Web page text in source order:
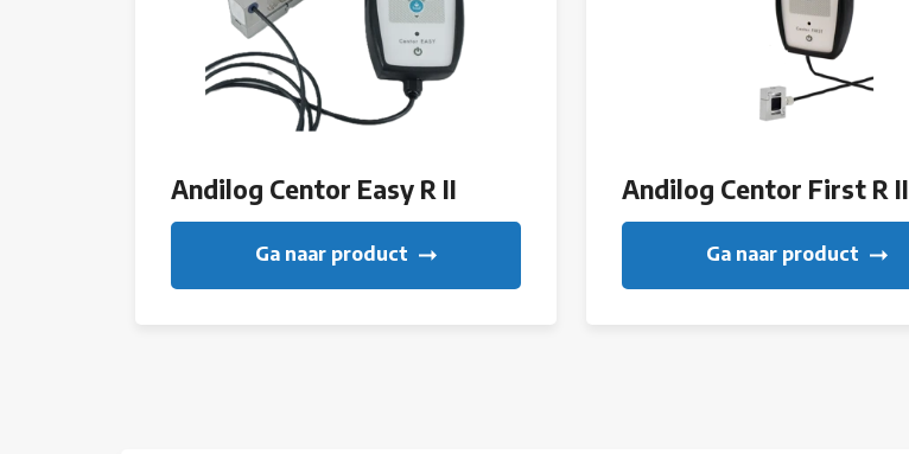
Andilog Centor Easy R II
Ga naar product
Andilog Centor First R II
Ga naar product